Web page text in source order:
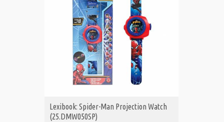
ΑΓΟΡΑ
Lexibook: Spider-Man Projection Watch
(25.DMW050SP)